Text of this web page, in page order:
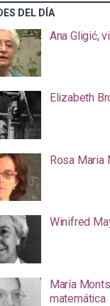
DEL DÍA
Ana Gligić,
Elizabeth
Rosa Maria
Winifred
María
matemática